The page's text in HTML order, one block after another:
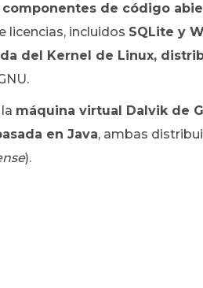
de código
licencias, incluidos SQLite y
del Kernel de Linux,
máquina virtual Dalvik de
en Java, ambas
).